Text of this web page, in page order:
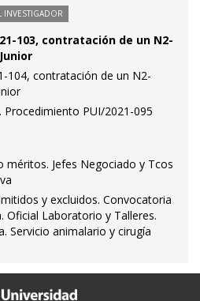
INVESTIGADOR
103, contratación de un N2-
104, contratación de un N2-
PUI/2021-095
méritos. Jefes Negociado y Tcos
y excluidos. Convocatoria
Oficial Laboratorio y Talleres.
Servicio animalario y cirugía